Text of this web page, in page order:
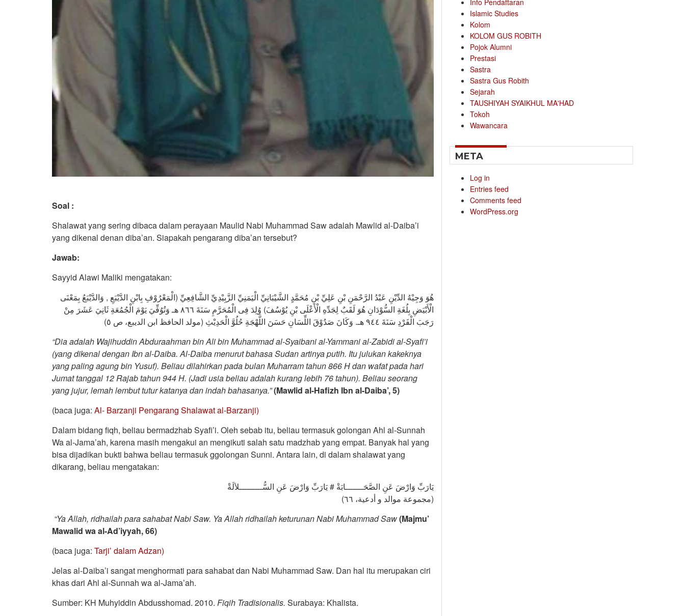
Soal :
Shalawat yang sering dibaca dalam perayaan Maulid Nabi Muhammad Saw adalah Mawlid al-Daiba’i
yang dikenal denan diba’an. Siapakah pengarang diba’an tersebut?
Jawab:
Sayyid Alawi Maliki mengatakan:
هُوَ وَجِيْهُ الدِّيْنِ عَبْدُ الرَّحْمَنِ بْنِ عَلِيِّ بْنِ مُحَمَّدٍ الشَّيْبَانِيِّ الْيَمَنِيِّ الزَّبِيْدِيِّ الشَّافِعِيِّ (الْمَعْرُوْفِ بِابْنِ الدَّيْبَعِ , وَالدَّيْبَعُ بِمَعْنَى
الْأَبْيَضِ بِلُغَةِ السُّوْدَانِ هُوَ لَقَبٌ لِجَدِّهِ الْأَعْلَى بْنِ يُوْسُفَ) وُلِدَ فِى الْمُحَرَّمِ سَنَةَ ٨٦٦ هـ وَتُوُفِّيَ يَوْمَ الْجُمُعَةِ ثَانِيَ عَشَرَ مِنْ
رَجَبَ الْفَرْدِ سَنَةَ ٩٤٤ هـ. وَكَانَ صَدُوْقَ اللِّسَانِ حَسَنَ اللَّهْجَةِ حُلُوَّ الْحَدِيْثِ (مولد الحافظ ابن الديبع، ص ٥)
“Dia adalah Wajihuddin Abduraahman bin Ali bin Muhammad al-Syaibani al-Yammani al-Zabidi al-Syafi’i
(yang dikenal dengan Ibn al-Daiba. Al-Daiba menurut bahasa Sudan artinya putih. Itu julukan kakeknya
yang paling agung bin Yusuf). Beliau dilahirkan pada bulan Muharram tahun 866 H dan wafat pada hari
Jumat tanggal 12 Rajab tahun 944 H. (Jadi usia beliau adalah kurang lebih 76 tahun). Beliau seorang
yang jujur, lemah lembut tutur katanya dan indah bahasanya.”(Mawlid al-Hafizh Ibn al-Daiba’, 5)
(baca juga: Al- Barzanji Pengarang Shalawat al-Barzanji)
Dalam bidang fiqh, beliau bermadzhab Syafi’i. Oleh sebab itu, beliau termasuk golongan Ahl al-Sunnah
Wa al-Jama’ah, karena masih mengakui an mengikuti salah satu madzhab yang empat. Banyak hal yang
bisa dijadikan bukti bahwa beliau termasuk ggolongan Sunni. Antara lain, di dalam shalawat yang
dikarang, beliau mengatakan:
يَارَبِّ وَارْضَ عَنِ الصَّحَـــــــابَةْ # يَارَبِّ وَارْضَ عَنِ السُّـــــــــلاَلَةْ
(مجموعة موالد و أدعية، ٦٦)
“Ya Allah, ridhailah para sahabat Nabi Saw. Ya Allah ridhailah keturunan Nabi Muhammad Saw(Majmu’
Mawalid wa al-Ad’iyyah, 66)
(baca juga: Tarji’ dalam Adzan)
Jelas al-Daiba’i sangat menghormati para sahabat dan Nabi Muhammad Saw. Dan hal itu merupakan ciri
khas dari Ahl al-Sunnah wa al-Jama’ah.
Sumber: KH Muhyiddin Abdusshomad. 2010. Fiqih Tradisionalis. Surabaya: Khalista.
Info Pendaftaran
Islamic Studies
Kolom
KOLOM GUS ROBITH
Pojok Alumni
Prestasi
Sastra
Sastra Gus Robith
Sejarah
TAUSHIYAH SYAIKHUL MA'HAD
Tokoh
Wawancara
META
Log in
Entries feed
Comments feed
WordPress.org